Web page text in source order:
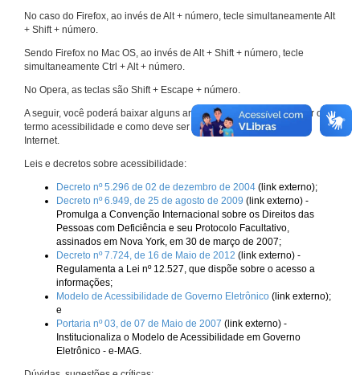
No caso do Firefox, ao invés de Alt + número, tecle simultaneamente Alt
+ Shift + número.
Sendo Firefox no Mac OS, ao invés de Alt + Shift + número, tecle
simultaneamente Ctrl + Alt + número.
No Opera, as teclas são Shift + Escape + número.
A seguir, você poderá baixar alguns arquivos que explicam melhor o
termo acessibilidade e como deve ser implementado nos sites da
Internet.
Leis e decretos sobre acessibilidade:
Decreto nº 5.296 de 02 de dezembro de 2004 (link externo);
Decreto nº 6.949, de 25 de agosto de 2009 (link externo) -
Promulga a Convenção Internacional sobre os Direitos das
Pessoas com Deficiência e seu Protocolo Facultativo,
assinados em Nova York, em 30 de março de 2007;
Decreto nº 7.724, de 16 de Maio de 2012 (link externo) -
Regulamenta a Lei nº 12.527, que dispõe sobre o acesso a
informações;
Modelo de Acessibilidade de Governo Eletrônico (link externo);
e
Portaria nº 03, de 07 de Maio de 2007 (link externo) -
Institucionaliza o Modelo de Acessibilidade em Governo
Eletrônico - e-MAG.